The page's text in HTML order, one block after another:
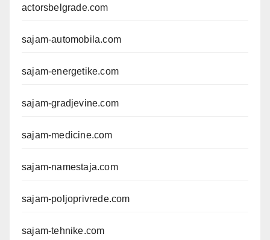
actorsbelgrade.com
sajam-automobila.com
sajam-energetike.com
sajam-gradjevine.com
sajam-medicine.com
sajam-namestaja.com
sajam-poljoprivrede.com
sajam-tehnike.com